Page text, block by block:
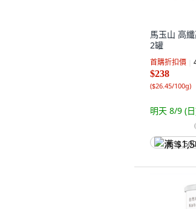
馬玉山 高
2罐
首購折扣價
$238
($26.45/100g)
明天 8/9 (
(
满